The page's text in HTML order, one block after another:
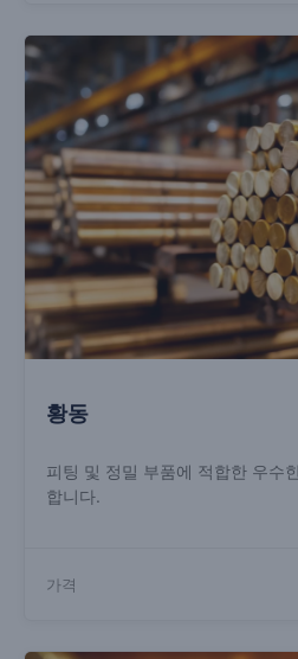
황동
피팅 및 정밀 부품에 적합한 우수
합니다.
가격